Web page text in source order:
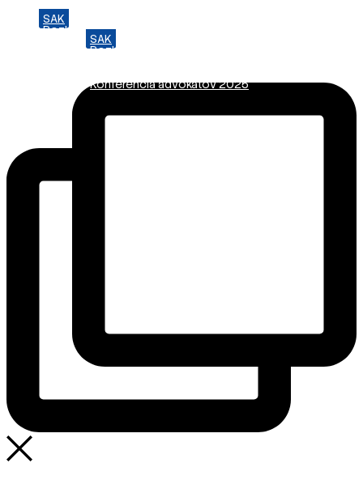
PreskočiťSAK
Rozhodcovský súd SAK
Nadácia
SAK
Rozhodcovský súd SAK
Konferencia advokátov 2025